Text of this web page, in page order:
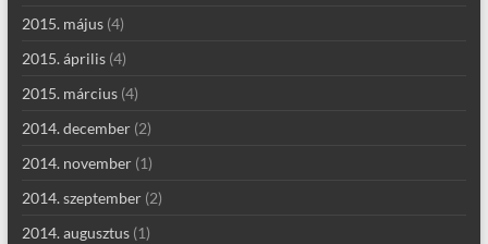
2015. május(4)
2015. április(4)
2015. március(4)
2014. december(2)
2014. november(1)
2014. szeptember(2)
2014. augusztus(1)